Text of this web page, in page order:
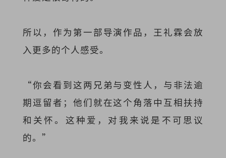
所以，作为第一部导演作品，王礼霖会放
入更多的个人感受。
“你会看到这两兄弟与变性人，与非法逾
期逗留者；他们就在这个角落中互相扶持
和关怀。这种爱，对我来说是不可思议
的。”